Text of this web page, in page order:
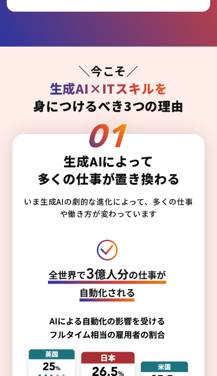
＼今こそ／
生成AI×ITスキルを
身につけるべき3つの理由
生成AIによって
多くの仕事が置き換わる
いま生成AIの劇的な進化によって、多くの仕事
や働き方が変わっています